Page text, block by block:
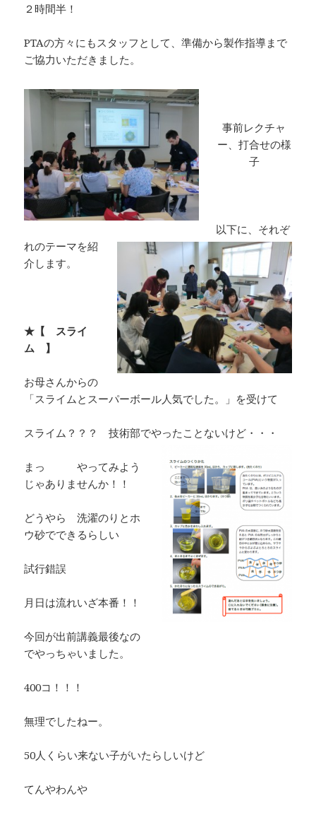
２時間半！
PTAの方々にもスタッフとして、準備から製作指導まで
ご協力いただきました。
事前レクチャ
ー、打合せの様
子
以下に、それぞ
れのテーマを紹
介します。
★【 スライ
ム 】
お母さんからの
「スライムとスーパーボール人気でした。」を受けて
スライム？？？ 技術部でやったことないけど・・・
まっ やってみよう
じゃありませんか！！
どうやら 洗濯のりとホ
ウ砂でできるらしい
試行錯誤
月日は流れいざ本番！！
今回が出前講義最後なの
でやっちゃいました。
400コ！！！
無理でしたねー。
50人くらい来ない子がいたらしいけど
てんやわんや